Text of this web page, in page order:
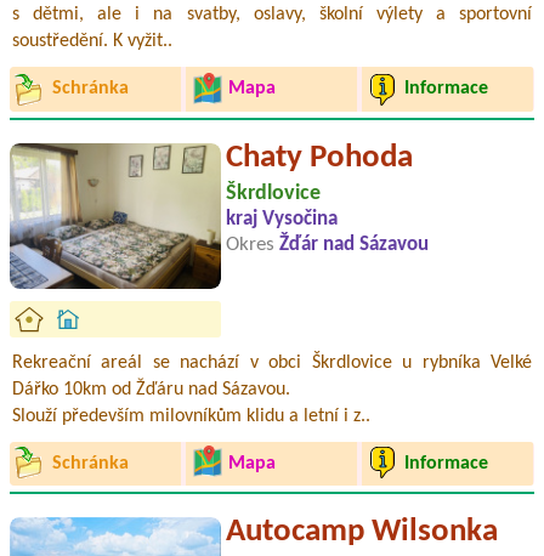
s dětmi, ale i na svatby, oslavy, školní výlety a sportovní
soustředění. K vyžit..
Schránka Mapa Informace
Chaty Pohoda
Škrdlovice
kraj Vysočina
Okres Žďár nad Sázavou
Rekreační areál se nachází v obci Škrdlovice u rybníka Velké
Dářko 10km od Žďáru nad Sázavou.
Slouží především milovníkům klidu a letní i z..
Schránka Mapa Informace
Autocamp Wilsonka